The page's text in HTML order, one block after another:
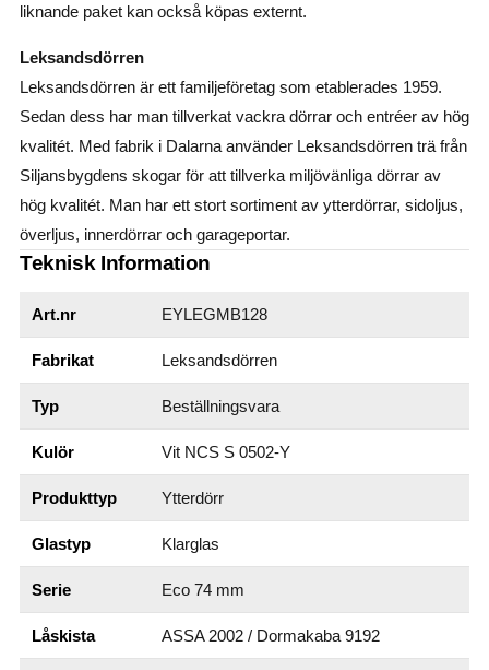
liknande paket kan också köpas externt.
Leksandsdörren
Leksandsdörren är ett familjeföretag som etablerades 1959.
Sedan dess har man tillverkat vackra dörrar och entréer av hög
kvalitét. Med fabrik i Dalarna använder Leksandsdörren trä från
Siljansbygdens skogar för att tillverka miljövänliga dörrar av
hög kvalitét. Man har ett stort sortiment av ytterdörrar, sidoljus,
överljus, innerdörrar och garageportar.
Teknisk Information
Art.nr EYLEGMB128
Fabrikat Leksandsdörren
Typ Beställningsvara
Kulör Vit NCS S 0502-Y
Produkttyp Ytterdörr
Glastyp Klarglas
Serie Eco 74 mm
Låskista ASSA 2002 / Dormakaba 9192